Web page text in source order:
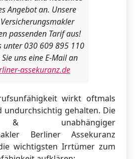
Angebot an. Unsere
passenden Tarif aus!
unter 030 609 895 110
uns eine E-Mail an
assekuranz.de
wirkt oftmals
undurchsichtig gehalten. Die
unabhängiger
Berliner Assekuranz
wichtigsten Irrtümer zum